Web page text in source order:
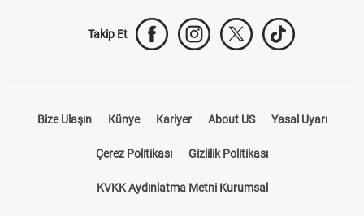
Takip Et
Bize Ulaşın Künye Kariyer About US Yasal Uyarı
Çerez Politikası Gizlilik Politikası
KVKK Aydınlatma Metni Kurumsal